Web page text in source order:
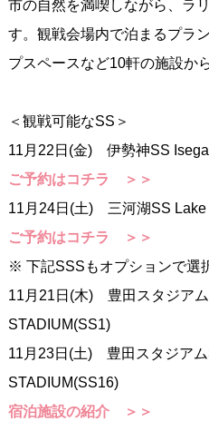
市の自然を満喫しながら、ラ
す。観戦会場内で泊まるプラ
プスペースなど10軒の施設か
＜観戦可能なSS＞
11月22日(金) 伊勢神SS
ご予約はコチラ ＞＞
11月24日(土) 三河湖SS Lake
ご予約はコチラ ＞＞
※ 下記SSSもオプションで選
11月21日(木) 豊田スタジア
STADIUM(SS1)
11月23日(土) 豊田スタジア
STADIUM(SS16)
宿泊施設の紹介 ＞＞